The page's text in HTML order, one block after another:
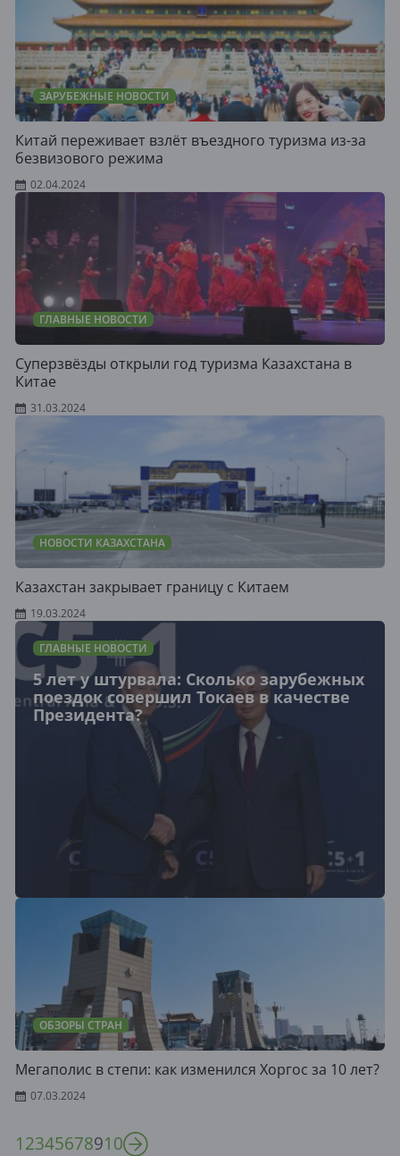
ЗАРУБЕЖНЫЕ НОВОСТИ
Китай переживает взлёт въездного туризма из-за
безвизового режима
02.04.2024
ГЛАВНЫЕ НОВОСТИ
Суперзвёзды открыли год туризма Казахстана в
Китае
31.03.2024
НОВОСТИ КАЗАХСТАНА
Казахстан закрывает границу с Китаем
19.03.2024
ГЛАВНЫЕ НОВОСТИ
5 лет у штурвала: Сколько зарубежных
поездок совершил Токаев в качестве
Президента?
ОБЗОРЫ СТРАН
Мегаполис в степи: как изменился Хоргос за 10 лет?
07.03.2024
12345678910